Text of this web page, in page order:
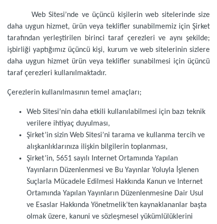
Web Sitesi’nde ve üçüncü kişilerin web sitelerinde size
daha uygun hizmet, ürün veya teklifler sunabilmemiz için Şirket
tarafından yerleştirilen birinci taraf çerezleri ve aynı şekilde;
işbirliği yaptığımız üçüncü kişi, kurum ve web sitelerinin sizlere
daha uygun hizmet ürün veya teklifler sunabilmesi için üçüncü
taraf çerezleri kullanılmaktadır.
Çerezlerin kullanılmasının temel amaçları;
Web Sitesi’nin daha etkili kullanılabilmesi için bazı teknik
verilere ihtiyaç duyulması,
Şirket’in sizin Web Sitesi’ni tarama ve kullanma tercih ve
alışkanlıklarınıza ilişkin bilgilerin toplanması,
Şirket’in, 5651 sayılı Internet Ortamında Yapılan
Yayınların Düzenlenmesi ve Bu Yayınlar Yoluyla İşlenen
Suçlarla Mücadele Edilmesi Hakkında Kanun ve Internet
Ortamında Yapılan Yayınların Düzenlenmesine Dair Usul
ve Esaslar Hakkında Yönetmelik’ten kaynaklananlar başta
olmak üzere, kanuni ve sözleşmesel yükümlülüklerini